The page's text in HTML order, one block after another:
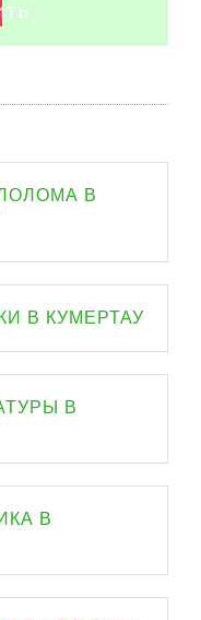
В
В КУМЕРТАУ
В
В